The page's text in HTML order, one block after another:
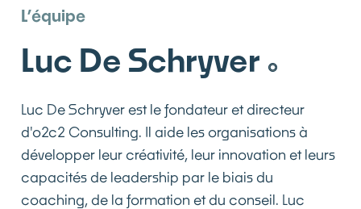
L’équipe
Luc De Schryver
Luc De Schryver est le fondateur et directeur
d'o2c2 Consulting. Il aide les organisations à
développer leur créativité, leur innovation et leurs
capacités de leadership par le biais du
coaching, de la formation et du conseil. Luc